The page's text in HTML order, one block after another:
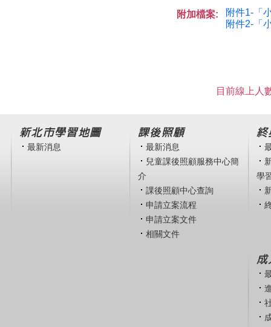
附加檔案:
附件1-「
附件2-「
目前線上人
新北市學習地圖
最新消息
課後照顧
最新消息
兒童課後照顧服務中心簡
介
課後照顧中心查詢
申請立案流程
申請立案文件
相關文件
終
學